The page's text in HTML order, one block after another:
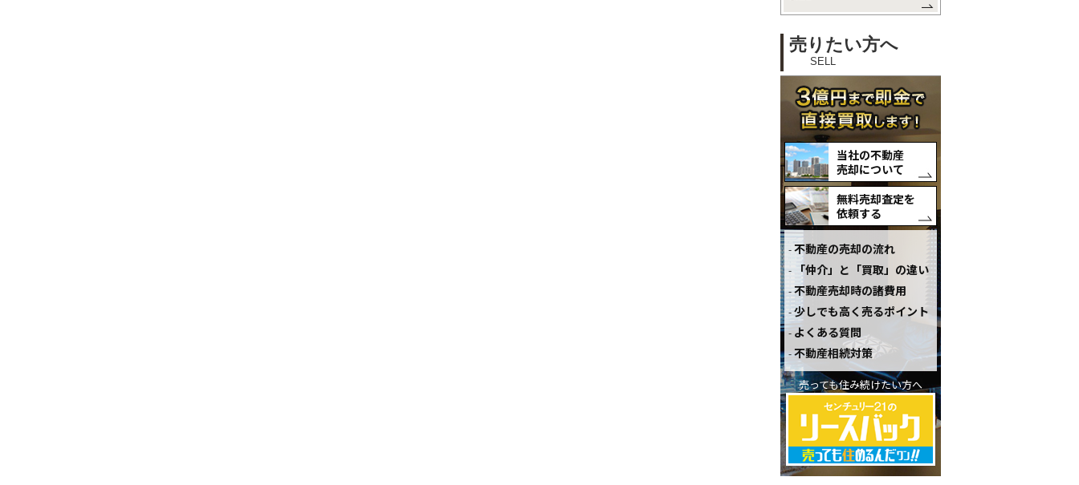
売りたい方へ
SELL
当社の不動産
売却について
無料売却査定を
依頼する
不動産の売却の流れ
「仲介」と「買取」の違い
不動産売却時の諸費用
少しでも高く売るポイント
よくある質問
不動産相続対策
売っても住み続けたい方へ